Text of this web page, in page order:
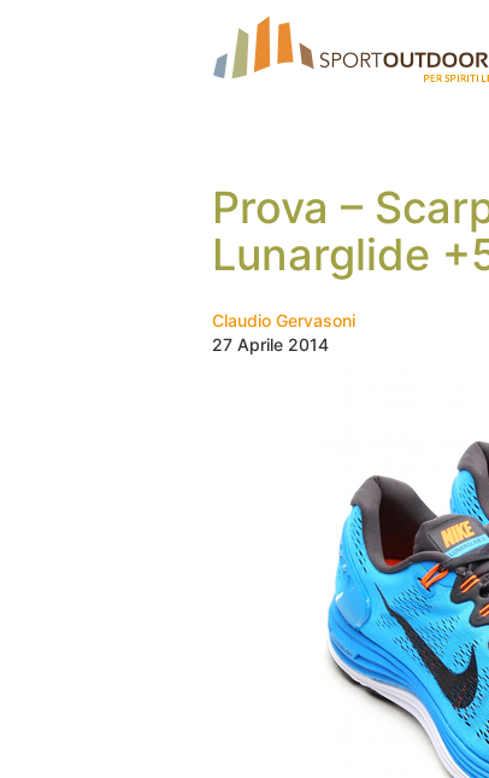
Prova –
Lunarglide
Claudio Gervasoni
27 Aprile 2014